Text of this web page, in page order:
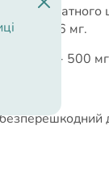
мідь - 16 мг.
таурін - 500